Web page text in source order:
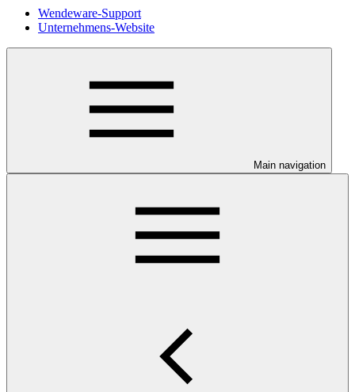
Wendeware-Support
Unternehmens-Website
Main navigation